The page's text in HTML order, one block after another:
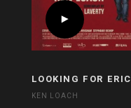
LOOKING FOR ERIC
KEN LOACH